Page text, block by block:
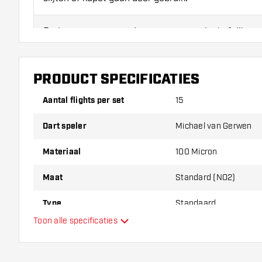
Probeer eens een andere vorm, materiaal of dikte
erachter te komen welke variant het beste bij je
PRODUCT SPECIFICATIES
Aantal flights per set 15
Dart speler Michael van Gerwen
Materiaal 100 Micron
Maat Standard (NO2)
Type Standaard
Toon alle specificaties